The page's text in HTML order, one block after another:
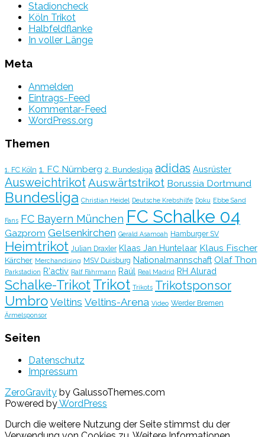
Stadioncheck
Köln Trikot
Halbfeldflanke
In voller Länge
Meta
Anmelden
Eintrags-Feed
Kommentar-Feed
WordPress.org
Themen
1. FC Köln 1. FC Nürnberg 2. Bundesliga adidas Ausrüster
AusweichtrikotAuswärtstrikot Borussia Dortmund
Bundesliga Christian Heidel Deutsche Krebshilfe Doku Ebbe Sand
Fans FC Bayern München FC Schalke 04
Gazprom Gelsenkirchen Gerald Asamoah Hamburger SV
Heimtrikot Julian Draxler Klaas Jan Huntelaar Klaus Fischer
Kärcher Merchandising MSV Duisburg Nationalmannschaft Olaf Thon
Parkstadion R'activ Ralf Fährmann Raúl Real Madrid RH Alurad
Schalke-TrikotTrikot Trikots Trikotsponsor
Umbro Veltins Veltins-Arena Video Werder Bremen
Ärmelsponsor
Seiten
Datenschutz
Impressum
ZeroGravity by GalussoThemes.com
Powered byWordPress
Durch die weitere Nutzung der Seite stimmst du der